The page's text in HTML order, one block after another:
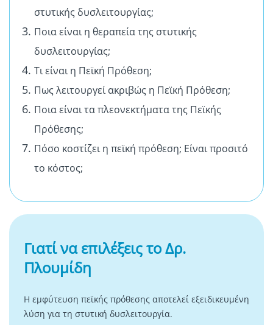
στυτικής δυσλειτουργίας;
Ποια είναι η θεραπεία της στυτικής
δυσλειτουργίας;
Τι είναι η Πεϊκή Πρόθεση;
Πως λειτουργεί ακριβώς η Πεϊκή Πρόθεση;
Ποια είναι τα πλεονεκτήματα της Πεϊκής
Πρόθεσης;
Πόσο κοστίζει η πεϊκή πρόθεση; Είναι προσιτό
το κόστος;
Γιατί να επιλέξεις το Δρ.
Πλουμίδη
Η εμφύτευση πεϊκής πρόθεσης αποτελεί εξειδικευμένη
λύση για τη στυτική δυσλειτουργία.